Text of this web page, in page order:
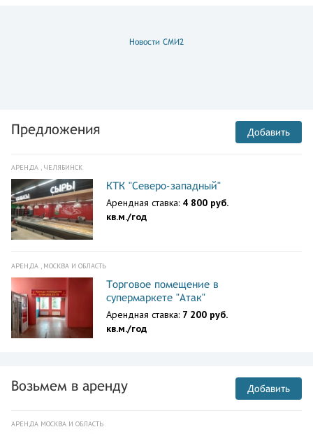
Новости СМИ2
Предложения Добавить
АРЕНДА , ЧЕЛЯБИНСК
КТК "Северо-западный"
Арендная ставка: 4 800 руб.
кв.м./год
АРЕНДА , МОСКВА И ОБЛАСТЬ
Торговое помещение в
супермаркете "Атак"
Арендная ставка: 7 200 руб.
кв.м./год
Возьмем в аренду Добавить
АРЕНДА МОСКВА И ОБЛАСТЬ